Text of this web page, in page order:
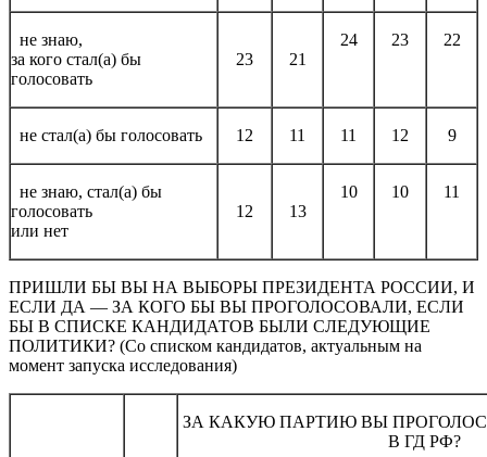
не знаю,
за кого стал(а) бы
голосовать
23 21
24 23 22
не стал(а) бы голосовать 12 11 11 12 9
не знаю, стал(а) бы
голосовать
или нет
12 13
10 10 11
ПРИШЛИ БЫ ВЫ НА ВЫБОРЫ ПРЕЗИДЕНТА РОССИИ, И
ЕСЛИ ДА — ЗА КОГО БЫ ВЫ ПРОГОЛОСОВАЛИ, ЕСЛИ
БЫ В СПИСКЕ КАНДИДАТОВ БЫЛИ СЛЕДУЮЩИЕ
ПОЛИТИКИ? (Со списком кандидатов, актуальным на
момент запуска исследования)
ЗА КАКУЮ ПАРТИЮ ВЫ
В ГД РФ?